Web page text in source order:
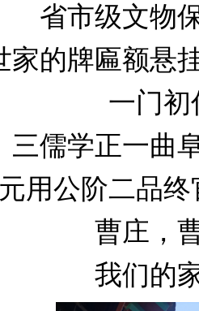
省市级文物
家的牌匾额悬
一门初
三儒学正一曲
元用公阶二品
曹庄，
我们的